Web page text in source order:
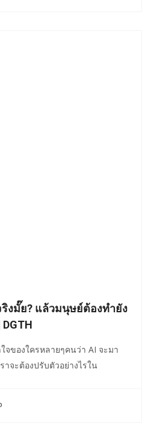
งมั๊ย? แล้วมนุษย์ต้องทำยัง
ของใครหลายๆคนว่า AI จะมา
าจะต้องปรับตัวอย่างไรใน